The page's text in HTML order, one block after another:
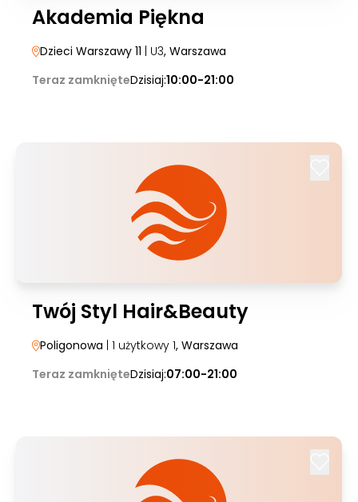
Akademia Piękna
Dzieci Warszawy 11 | U3, Warszawa
Teraz zamknięteDzisiaj:10:00-21:00
Twój Styl Hair&Beauty
Poligonowa | 1 użytkowy 1, Warszawa
Teraz zamknięteDzisiaj:07:00-21:00